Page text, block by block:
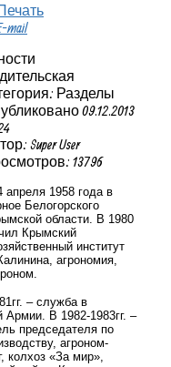
Разделы
09.12.2013
Super User
13796
апреля 1958 года в
Белогорского
области. В 1980
Крымский
институт
агрономия,
– служба в
Армии. В 1982-1983гг. –
председателя по
агроном-
колхоз «За мир»,